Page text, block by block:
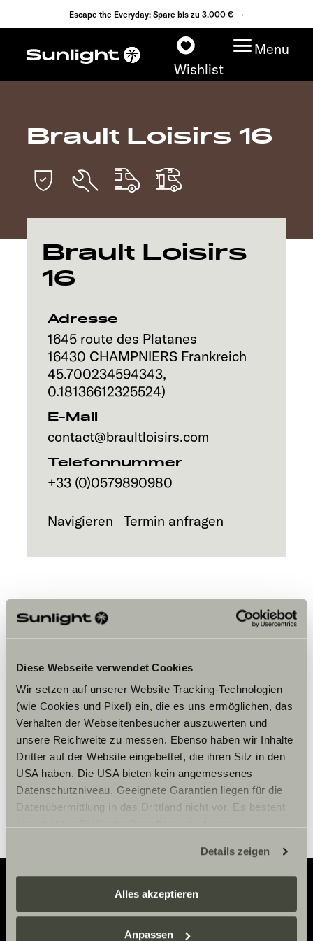
Diese Webseite verwendet Cookies
Wir setzen auf unserer Website Tracking-Technologien
(wie Cookies und Pixel) ein, die es uns ermöglichen, das
Verhalten der Webseitenbesucher auszuwerten und
unsere Reichweite zu messen. Ebenso haben wir Inhalte
Dritter auf der Website eingebettet, die ihren Sitz in den
USA haben. Die USA bieten kein angemessenes
Datenschutzniveau. Geeignete Garantien liegen für die
Datenübermittlung in das Drittland nicht vor. Es besteht
zustehen. Eingesetzte Dienstleister können Daten für
eigene Zwecke verarbeiten und mit anderen Daten
zusammenführen. Weitere Informationen finden Sie hier:
Datenschutzerklärung
Details zeigen
Alles akzeptieren
Anpassen
Escape the Everyday: Spare bis zu 3.000 € →
Wishlist
Menu
Modelle
Konfigurator
Fahrzeugfinder
Fahrzeugbörse
Explore
Service
Brault Loisirs 16
Brault Loisirs
16
Adresse
1645 route des Platanes
16430 CHAMPNIERS Frankreich
45.700234594343,
0.18136612325524)
E-Mail
contact@braultloisirs.com
Telefonnummer
+33 (0)0579890980
Navigieren Termin anfragen
Bitte akzeptiere die Marketing-
Cookie-Einstellungen
Adventure